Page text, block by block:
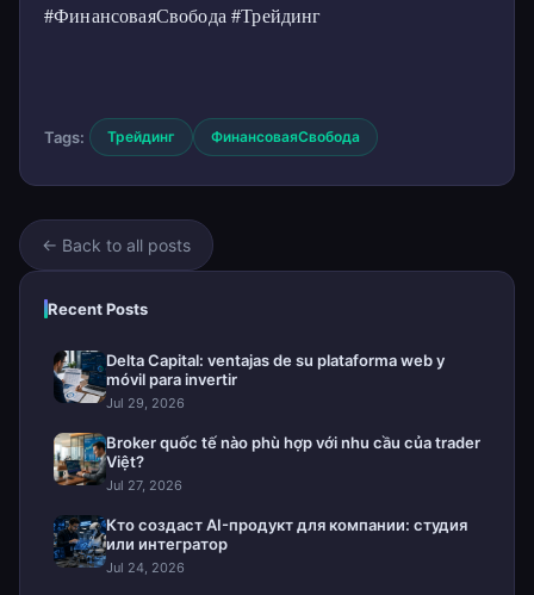
#ФинансоваяСвобода #Трейдинг
Tags: Трейдинг ФинансоваяСвобода
← Back to all posts
Recent Posts
Delta Capital: ventajas de su plataforma web y
móvil para invertir
Jul 29, 2026
Broker quốc tế nào phù hợp với nhu cầu của trader
Việt?
Jul 27, 2026
Кто создаст AI-продукт для компании: студия
или интегратор
Jul 24, 2026